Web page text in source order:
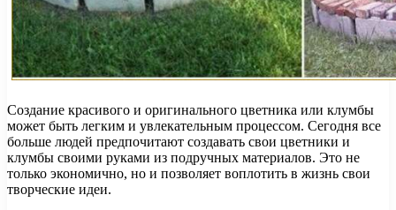
Создание красивого и оригинального цветника или клумбы
может быть легким и увлекательным процессом. Сегодня все
больше людей предпочитают создавать свои цветники и
клумбы своими руками из подручных материалов. Это не
только экономично, но и позволяет воплотить в жизнь свои
творческие идеи.